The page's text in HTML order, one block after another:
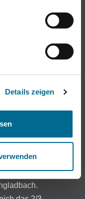
Details zeigen
EU Data Act
Einstellungen
wir daher den
Hinweisgeber
von
Irrtümer und
AG ,